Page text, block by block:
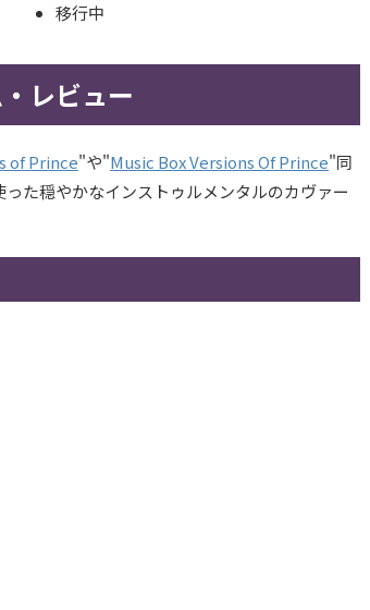
移行中
レビュー
of Prince"や"Music Box Versions Of Prince"同
た穏やかなインストゥルメンタルのカヴァー